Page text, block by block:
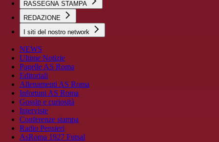
RASSEGNA STAMPA
REDAZIONE
I siti del nostro network
NEWS
Ultime Notizie
Pagelle AS Roma
Editoriali
Allenamenti AS Roma
Infortuni AS Roma
Gossip e curiosità
Interviste
Conferenze stampa
Radio Pensieri
AsRoma 1927 Futsal